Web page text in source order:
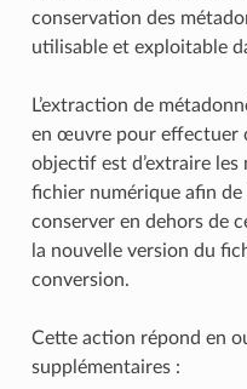
conservation des
utilisable et exploitable
L’extraction de
en œuvre pour effectuer
objectif est d’extraire les
fichier numérique afin
conserver en dehors de
la nouvelle version du
conversion.
Cette action répond en
supplémentaires :